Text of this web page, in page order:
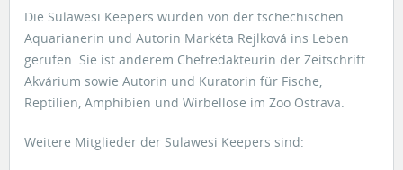
Die Sulawesi Keepers wurden von der tschechischen
Aquarianerin und Autorin Markéta Rejlková ins Leben
gerufen. Sie ist anderem Chefredakteurin der Zeitschrift
Akvárium sowie Autorin und Kuratorin für Fische,
Reptilien, Amphibien und Wirbellose im Zoo Ostrava.
Weitere Mitglieder der Sulawesi Keepers sind: